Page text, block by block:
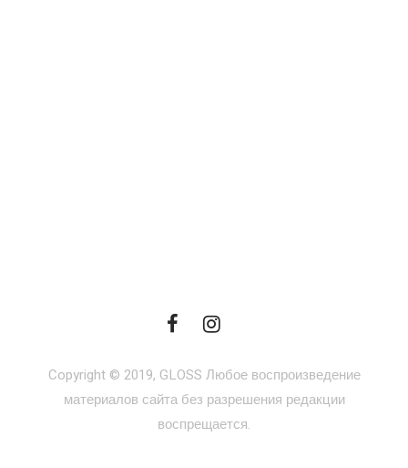
Copyright © 2019, GLOSS Любое воспроизведение
материалов сайта без разрешения редакции
воспрещается.